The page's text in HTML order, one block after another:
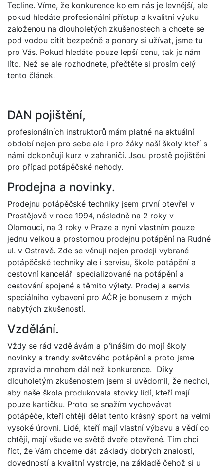
Tecline. Víme, že konkurence kolem nás je levnější, ale
pokud hledáte profesionální přístup a kvalitní výuku
založenou na dlouholetých zkušenostech a chcete se
pod vodou cítit bezpečně a ponory si užívat, jsme tu
pro Vás. Pokud hledáte pouze lepší cenu, tak je nám
líto. Než se ale rozhodnete, přečtěte si prosím celý
tento článek.
DAN pojištění,
profesionálních instruktorů mám platné na aktuální
období nejen pro sebe ale i pro žáky naší školy kteří s
námi dokončují kurz v zahraničí. Jsou prostě pojištěni
pro případ potápěčské nehody.
Prodejna a novinky.
Prodejnu potápěčské techniky jsem první otevřel v
Prostějově v roce 1994, následně na 2 roky v
Olomouci, na 3 roky v Praze a nyní vlastním pouze
jednu velkou a prostornou prodejnu potápění na Rudné
ul. v Ostravě. Zde se věnuji nejen prodeji vybrané
potápěčské techniky ale i servisu, škole potápění a
cestovní kanceláři specializované na potápění a
cestování spojené s těmito výlety. Prodej a servis
speciálního vybavení pro AČR je bonusem z mých
nabytých zkušeností.
Vzdělání.
Vždy se rád vzdělávám a přináším do mojí školy
novinky a trendy světového potápění a proto jsme
zpravidla mnohem dál než konkurence. Díky
dlouholetým zkušenostem jsem si uvědomil, že nechci,
aby naše škola produkovala stovky lidí, kteří mají
pouze kartičku. Proto se snažím vychovávat
potápěče, kteří chtějí dělat tento krásný sport na velmi
vysoké úrovni. Lidé, kteří mají vlastní výbavu a vědí co
chtějí, mají všude ve světě dveře otevřené. Tím chci
říct, že Vám chceme dát základy dobrých znalostí,
dovedností a kvalitní vystroje, na základě čehož si u